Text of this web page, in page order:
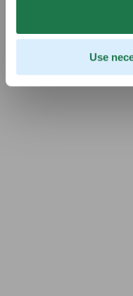
Use